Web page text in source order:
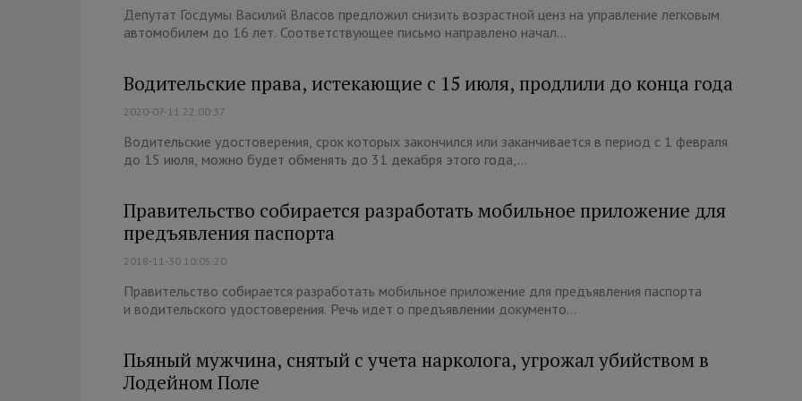
Депутат Госдумы Василий Власов предложил снизить возрастной ценз на управление легковым
автомобилем до 16 лет. Соответствующее письмо направлено начал...
Водительские права, истекающие с 15 июля, продлили до конца года
2020-07-11 22:00:37
Водительские удостоверения, срок которых закончился или заканчивается в период с 1 февраля
до 15 июля, можно будет обменять до 31 декабря этого года,...
Правительство собирается разработать мобильное приложение для
предъявления паспорта
2018-11-30 10:05:20
Правительство собирается разработать мобильное приложение для предъявления паспорта
и водительского удостоверения. Речь идет о предъявлении документо...
Пьяный мужчина, снятый с учета нарколога, угрожал убийством в
Лодейном Поле